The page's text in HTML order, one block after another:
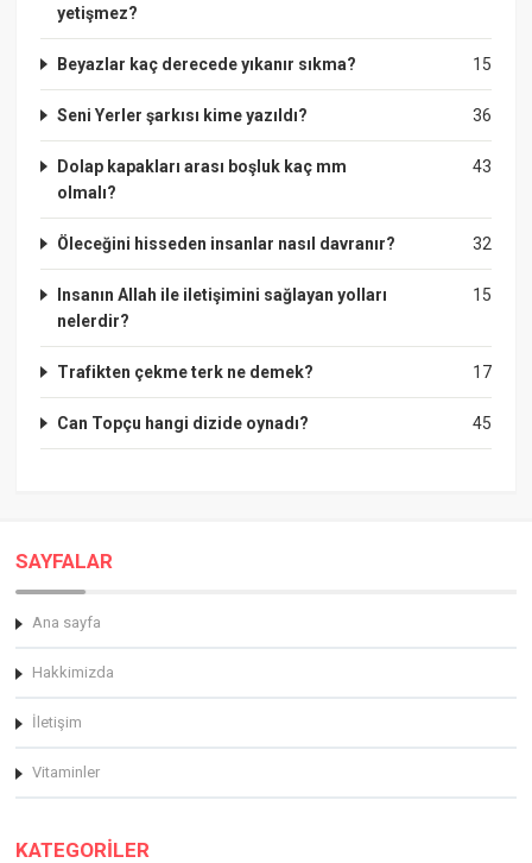
yetişmez?
15
Beyazlar kaç derecede yıkanır sıkma?
36
Seni Yerler şarkısı kime yazıldı?
43
Dolap kapakları arası boşluk kaç mm
olmalı?
32
Öleceğini hisseden insanlar nasıl davranır?
15
Insanın Allah ile iletişimini sağlayan yolları
nelerdir?
17
Trafikten çekme terk ne demek?
45
Can Topçu hangi dizide oynadı?
SAYFALAR
Ana sayfa
Hakkimizda
İletişim
Vitaminler
KATEGORİLER